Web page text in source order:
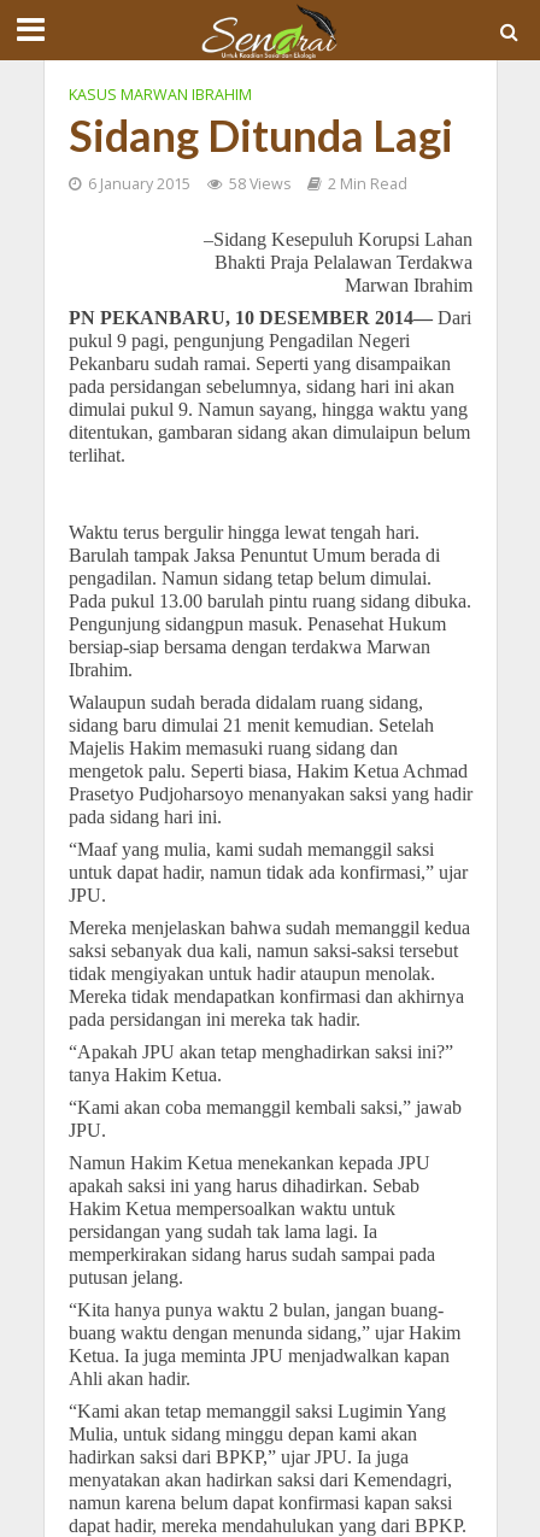
KASUS MARWAN IBRAHIM
Sidang Ditunda Lagi
6 January 2015 58 Views 2 Min Read
–Sidang Kesepuluh Korupsi Lahan
Bhakti Praja Pelalawan Terdakwa
Marwan Ibrahim
PN PEKANBARU, 10 DESEMBER 2014—Dari
pukul 9 pagi, pengunjung Pengadilan Negeri
Pekanbaru sudah ramai. Seperti yang disampaikan
pada persidangan sebelumnya, sidang hari ini akan
dimulai pukul 9. Namun sayang, hingga waktu yang
ditentukan, gambaran sidang akan dimulaipun belum
terlihat.
Waktu terus bergulir hingga lewat tengah hari.
Barulah tampak Jaksa Penuntut Umum berada di
pengadilan. Namun sidang tetap belum dimulai.
Pada pukul 13.00 barulah pintu ruang sidang dibuka.
Pengunjung sidangpun masuk. Penasehat Hukum
bersiap-siap bersama dengan terdakwa Marwan
Ibrahim.
Walaupun sudah berada didalam ruang sidang,
sidang baru dimulai 21 menit kemudian. Setelah
Majelis Hakim memasuki ruang sidang dan
mengetok palu. Seperti biasa, Hakim Ketua Achmad
Prasetyo Pudjoharsoyo menanyakan saksi yang hadir
pada sidang hari ini.
“Maaf yang mulia, kami sudah memanggil saksi
untuk dapat hadir, namun tidak ada konfirmasi,” ujar
JPU.
Mereka menjelaskan bahwa sudah memanggil kedua
saksi sebanyak dua kali, namun saksi-saksi tersebut
tidak mengiyakan untuk hadir ataupun menolak.
Mereka tidak mendapatkan konfirmasi dan akhirnya
pada persidangan ini mereka tak hadir.
“Apakah JPU akan tetap menghadirkan saksi ini?”
tanya Hakim Ketua.
“Kami akan coba memanggil kembali saksi,” jawab
JPU.
Namun Hakim Ketua menekankan kepada JPU
apakah saksi ini yang harus dihadirkan. Sebab
Hakim Ketua mempersoalkan waktu untuk
persidangan yang sudah tak lama lagi. Ia
memperkirakan sidang harus sudah sampai pada
putusan jelang.
“Kita hanya punya waktu 2 bulan, jangan buang-
buang waktu dengan menunda sidang,” ujar Hakim
Ketua. Ia juga meminta JPU menjadwalkan kapan
Ahli akan hadir.
“Kami akan tetap memanggil saksi Lugimin Yang
Mulia, untuk sidang minggu depan kami akan
hadirkan saksi dari BPKP,” ujar JPU. Ia juga
menyatakan akan hadirkan saksi dari Kemendagri,
namun karena belum dapat konfirmasi kapan saksi
dapat hadir, mereka mendahulukan yang dari BPKP.